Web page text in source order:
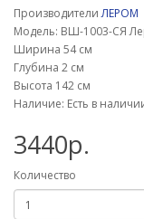
ПроизводителиЛЕРОМ
Модель: ВШ-1003-СЯ
Ширина 54 см
Глубина 2 см
Высота 142 см
Наличие: Есть в
3440р.
Количество